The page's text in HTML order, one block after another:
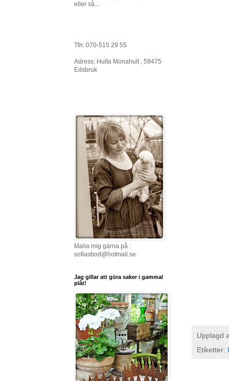
Upplagd
Etiketter:
eller så...
Tfn: 070-515 29 55
Adress: Hulta Monahult , 59475
Edsbruk
Maila mig gärna på :
sofiasbod@hotmail.se
Jag gillar att göra saker i gammal
plåt!